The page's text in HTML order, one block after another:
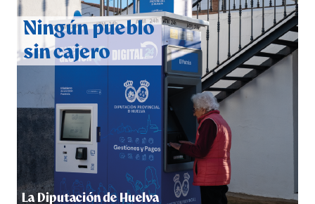
2026
hace 4 días·Huelvatv
5º DÍA DE LAS FIESTAS COLOMBINAS 2026